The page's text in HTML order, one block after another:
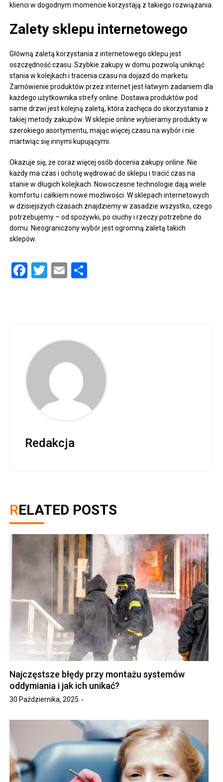
klienci w dogodnym momencie korzystają z takiego rozwiązania.
Zalety sklepu internetowego
Główną zaletą korzystania z internetowego sklepu jest
oszczędność czasu. Szybkie zakupy w domu pozwolą uniknąć
stania w kolejkach i tracenia czasu na dojazd do marketu.
Zamówienie produktów przez internet jest łatwym zadaniem dla
każdego użytkownika strefy online. Dostawa produktów pod
same drzwi jest kolejną zaletą, która zachęca do skorzystania z
takiej metody zakupów. W sklepie online wybieramy produkty w
szerokiego asortymentu, mając więcej czasu na wybór i nie
martwiąc się innymi kupującymi.
Okazuje się, że coraz więcej osób docenia zakupy online. Nie
każdy ma czas i ochotę wędrować do sklepu i tracić czas na
stanie w długich kolejkach. Nowoczesne technologie dają wiele
komfortu i całkiem nowe możliwości. W sklepach internetowych
w dzisiejszych czasach znajdziemy w zasadzie wszystko, czego
potrzebujemy – od spożywki, po ciuchy i rzeczy potrzebne do
domu. Nieograniczony wybór jest ogromną zaletą takich
sklepów.
Facebook
Twitter
Email
Redakcja
RELATED POSTS
Najczęstsze błędy przy montażu systemów
oddymiania i jak ich unikać?
30 Października, 2025